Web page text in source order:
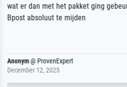
Dank!
Reinhold,@
April 22, 2026